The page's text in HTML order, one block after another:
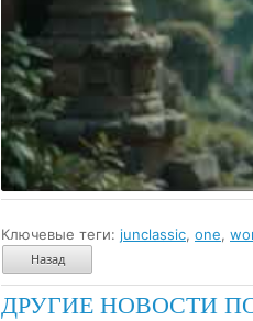
Ключевые теги: junclassic, one,
Назад
ДРУГИЕ НОВОСТИ